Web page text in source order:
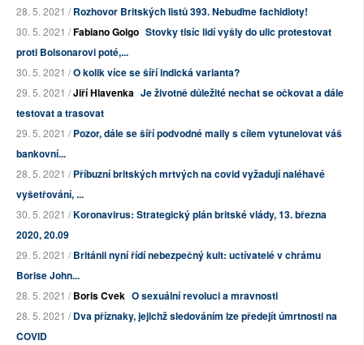
28. 5. 2021 /Rozhovor Britských listů 393. Nebuďme fachidioty!
30. 5. 2021 /Fabiano Golgo Stovky tisíc lidí vyšly do ulic protestovat
proti Bolsonarovi poté,...
30. 5. 2021 /O kolik více se šíří indická varianta?
29. 5. 2021 /Jiří Hlavenka Je životně důležité nechat se očkovat a dále
testovat a trasovat
29. 5. 2021 /Pozor, dále se šíří podvodné maily s cílem vytunelovat váš
bankovní...
28. 5. 2021 /Příbuzní britských mrtvých na covid vyžadují naléhavé
vyšetřování, ...
30. 5. 2021 /Koronavirus: Strategický plán britské vlády, 13. března
2020, 20.09
29. 5. 2021 /Británii nyní řídí nebezpečný kult: uctívatelé v chrámu
Borise John...
28. 5. 2021 /Boris Cvek O sexuální revoluci a mravnosti
28. 5. 2021 /Dva příznaky, jejichž sledováním lze předejít úmrtnosti na
COVID